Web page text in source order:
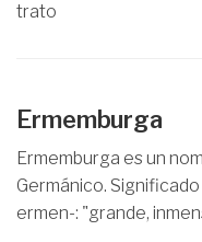
trato
Ermemburga
Ermemburga es un
Germánico.
ermen-: "grande,